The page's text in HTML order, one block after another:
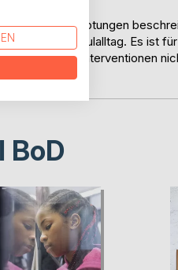
Schutzbehauptungen
für den Schulalltag. Es ist
ihrer Interventionen
BoD